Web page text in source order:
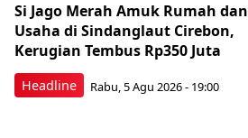
Headline
Si Jago Merah Amuk Rumah dan
Usaha di Sindanglaut Cirebon,
Kerugian Tembus Rp350 Juta
Rabu, 5 Agu 2026 - 19:00